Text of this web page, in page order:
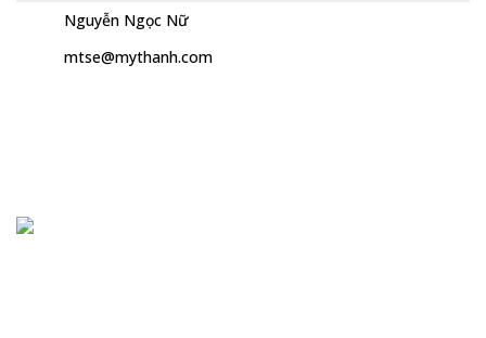
Nguyễn Ngọc Nữ
mtse@mythanh.com